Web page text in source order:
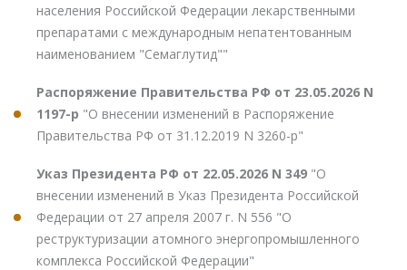
населения Российской Федерации лекарственными
препаратами с международным непатентованным
наименованием "Семаглутид""
Распоряжение Правительства РФ от 23.05.2026 N
1197-р "О внесении изменений в Распоряжение
Правительства РФ от 31.12.2019 N 3260-р"
Указ Президента РФ от 22.05.2026 N 349 "О
внесении изменений в Указ Президента Российской
Федерации от 27 апреля 2007 г. N 556 "О
реструктуризации атомного энергопромышленного
комплекса Российской Федерации"